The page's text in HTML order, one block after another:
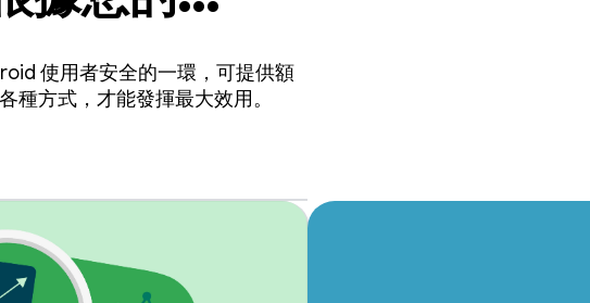
使用者安全的一環，可提供額
種方式，才能發揮最大效用。